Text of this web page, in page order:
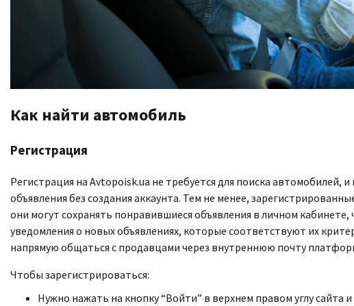
Как найти автомобиль
Регистрация
Регистрация на Avtopoisk.ua не требуется для поиска автомобилей,
объявления без создания аккаунта. Тем не менее,
они могут сохранять понравившиеся объявления в личном
уведомления о новых объявлениях, которые соответствуют их
напрямую общаться с продавцами через внутреннюю почту
Чтобы зарегистрироваться:
Нужно нажать на кнопку “Войти” в верхнем правом углу сайта